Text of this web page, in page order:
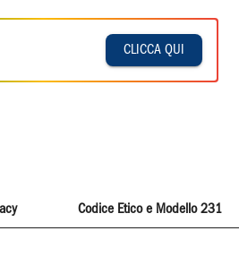
CLICCA QUI
Codice Etico e Modello 231